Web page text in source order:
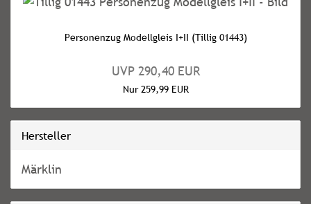
Personenzug Modellgleis I+II (Tillig 01443)
UVP 290,40 EUR
Nur 259,99 EUR
Hersteller
Märklin